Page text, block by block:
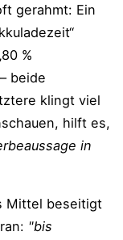
gerahmt: Ein
%
beide
klingt viel
hilft es,
in
Mittel beseitigt
"bis